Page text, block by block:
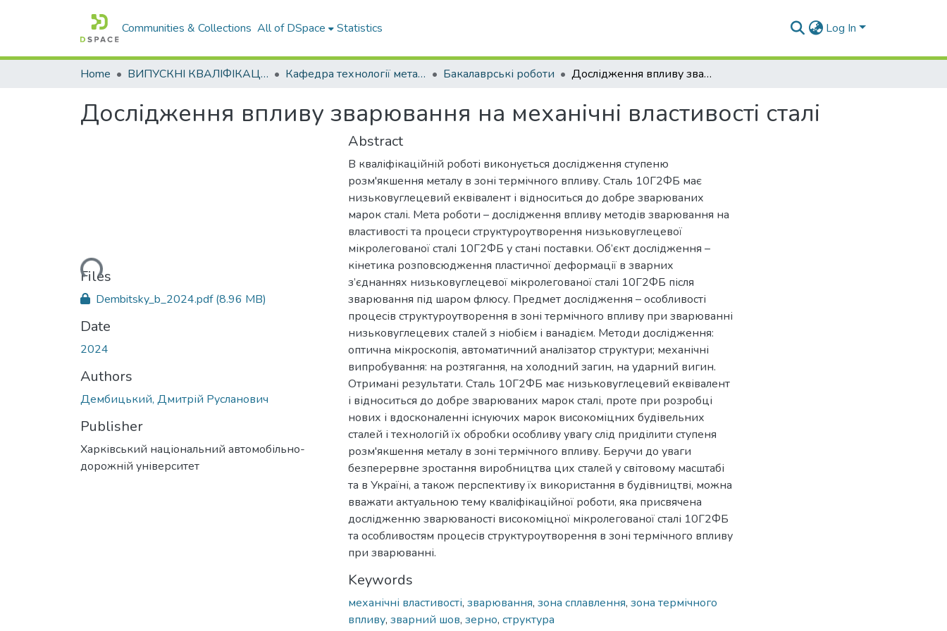
Communities & Collections All of DSpace Statistics Log In
Home ВИПУСКНІ КВАЛІФІКАЦІЙНІ РОБОТИ Кафедра технології металів та матеріалознавства Бакалаврські роботи Дослідження впливу зварювання на механічні властивості сталі
Дослідження впливу зварювання на механічні властивості сталі
Loading...
Files
Dembitsky_b_2024.pdf(8.96 MB)
Date
2024
Authors
Дембицький, Дмитрій Русланович
Publisher
Харківський національний автомобільно-
дорожній університет
Abstract
В кваліфікаційній роботі виконується дослідження ступеню
розм'якшення металу в зоні термічного впливу. Сталь 10Г2ФБ має
низьковуглецевий еквівалент і відноситься до добре зварюваних
марок сталі. Мета роботи – дослідження впливу методів зварювання на
властивості та процеси структуроутворення низьковуглецевої
мікролегованої сталі 10Г2ФБ у стані поставки. Об’єкт дослідження –
кінетика розповсюдження пластичної деформації в зварних
з’єднаннях низьковуглецевої мікролегованої сталі 10Г2ФБ після
зварювання під шаром флюсу. Предмет дослідження – особливості
процесів структуроутворення в зоні термічного впливу при зварюванні
низьковуглецевих сталей з ніобієм і ванадієм. Методи дослідження:
оптична мікроскопія, автоматичний аналізатор структури; механічні
випробування: на розтягання, на холодний загин, на ударний вигин.
Отримані результати. Сталь 10Г2ФБ має низьковуглецевий еквівалент
і відноситься до добре зварюваних марок сталі, проте при розробці
нових і вдосконаленні існуючих марок високоміцних будівельних
сталей і технологій їх обробки особливу увагу слід приділити ступеня
розм'якшення металу в зоні термічного впливу. Беручи до уваги
безперервне зростання виробництва цих сталей у світовому масштабі
та в Україні, а також перспективу їх використання в будівництві, можна
вважати актуальною тему кваліфікаційної роботи, яка присвячена
дослідженню зварюваності високоміцної мікролегованої сталі 10Г2ФБ
та особливостям процесів структуроутворення в зоні термічного впливу
при зварюванні.
Keywords
механічні властивості, зварювання, зона сплавлення, зона термічного
впливу, зварний шов, зерно, структура